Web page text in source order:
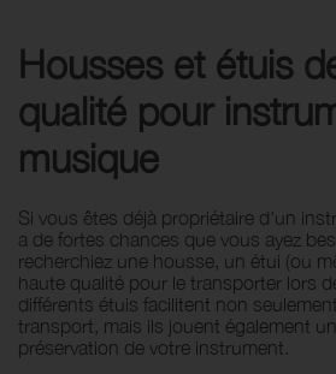
Housses et étuis
qualité pour
musique
Si vous êtes déjà propriétaire d'un
a de fortes chances que vous ayez
recherchiez une housse, un étui (ou
haute qualité pour le transporter lors
différents étuis facilitent non
transport, mais ils jouent également
préservation de votre instrument.